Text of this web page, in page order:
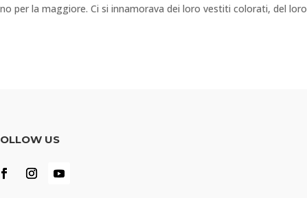
per la maggiore. Ci si innamorava dei loro vestiti colorati, del loro
US